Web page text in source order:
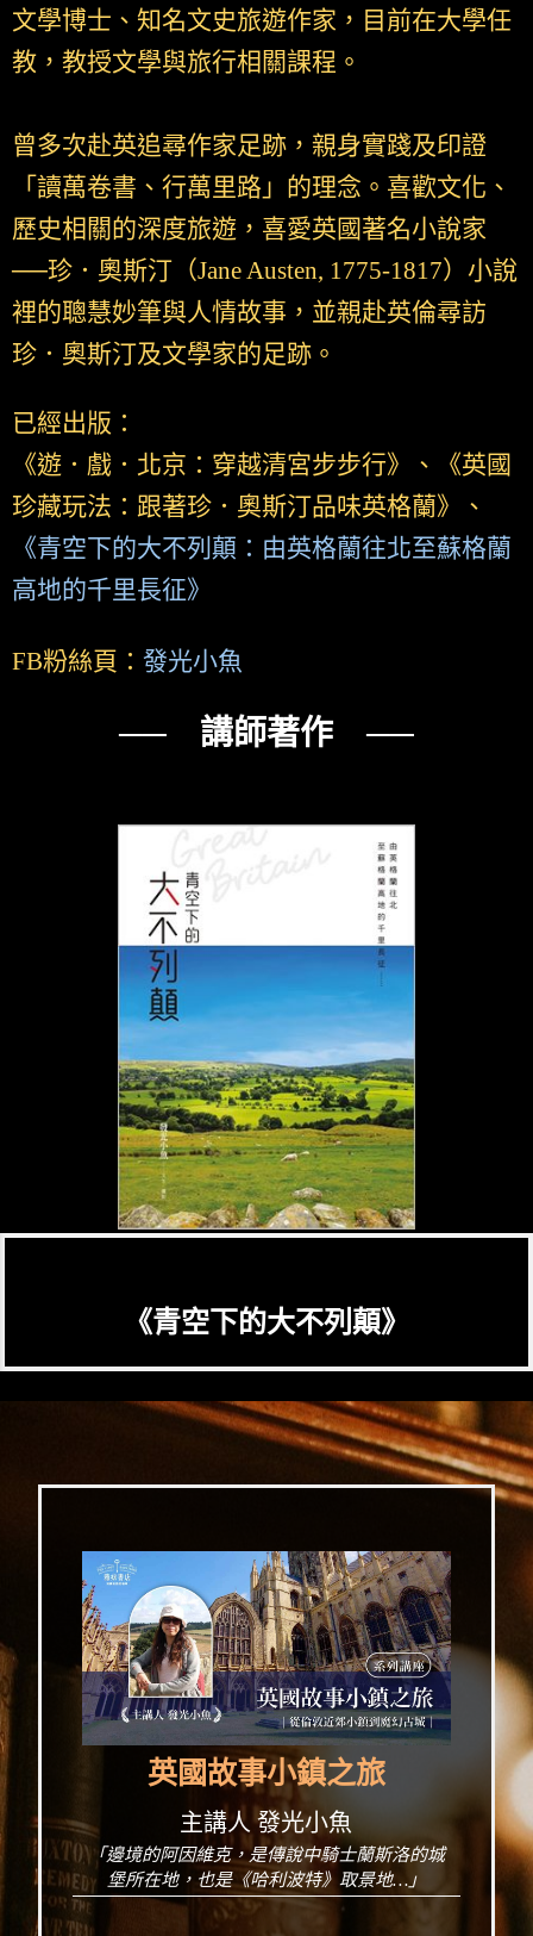
文學博士、知名文史旅遊作家，目前在大學任
教，教授文學與旅行相關課程。
曾多次赴英追尋作家足跡，親身實踐及印證
「讀萬卷書、行萬里路」的理念。喜歡文化、
歷史相關的深度旅遊，喜愛英國著名小說家
──珍．奧斯汀（Jane Austen, 1775-1817）小說
裡的聰慧妙筆與人情故事，並親赴英倫尋訪
珍．奧斯汀及文學家的足跡。
已經出版：
《遊．戲．北京：穿越清宮步步行》、《英國
珍藏玩法：跟著珍．奧斯汀品味英格蘭》、
《青空下的大不列顛：由英格蘭往北至蘇格蘭
高地的千里長征》
FB粉絲頁： 發光小魚
── 講師著作 ──
《青空下的大不列顛》
英國故事小鎮之旅
主講人 發光小魚
「邊境的阿因維克，是傳說中騎士蘭斯洛的城
堡所在地，也是《哈利波特》取景地…」